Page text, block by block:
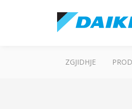
ZGJIDHJE